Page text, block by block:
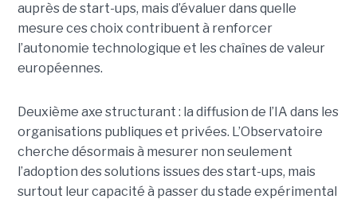
auprès de start-ups, mais d’évaluer dans quelle
mesure ces choix contribuent à renforcer
l’autonomie technologique et les chaînes de valeur
européennes.
Deuxième axe structurant : la diffusion de l’IA dans les
organisations publiques et privées. L’Observatoire
cherche désormais à mesurer non seulement
l’adoption des solutions issues des start-ups, mais
surtout leur capacité à passer du stade expérimental